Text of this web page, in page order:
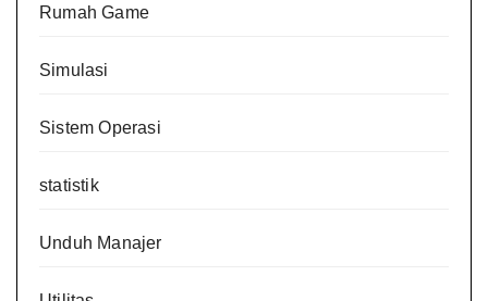
Rumah Game
Simulasi
Sistem Operasi
statistik
Unduh Manajer